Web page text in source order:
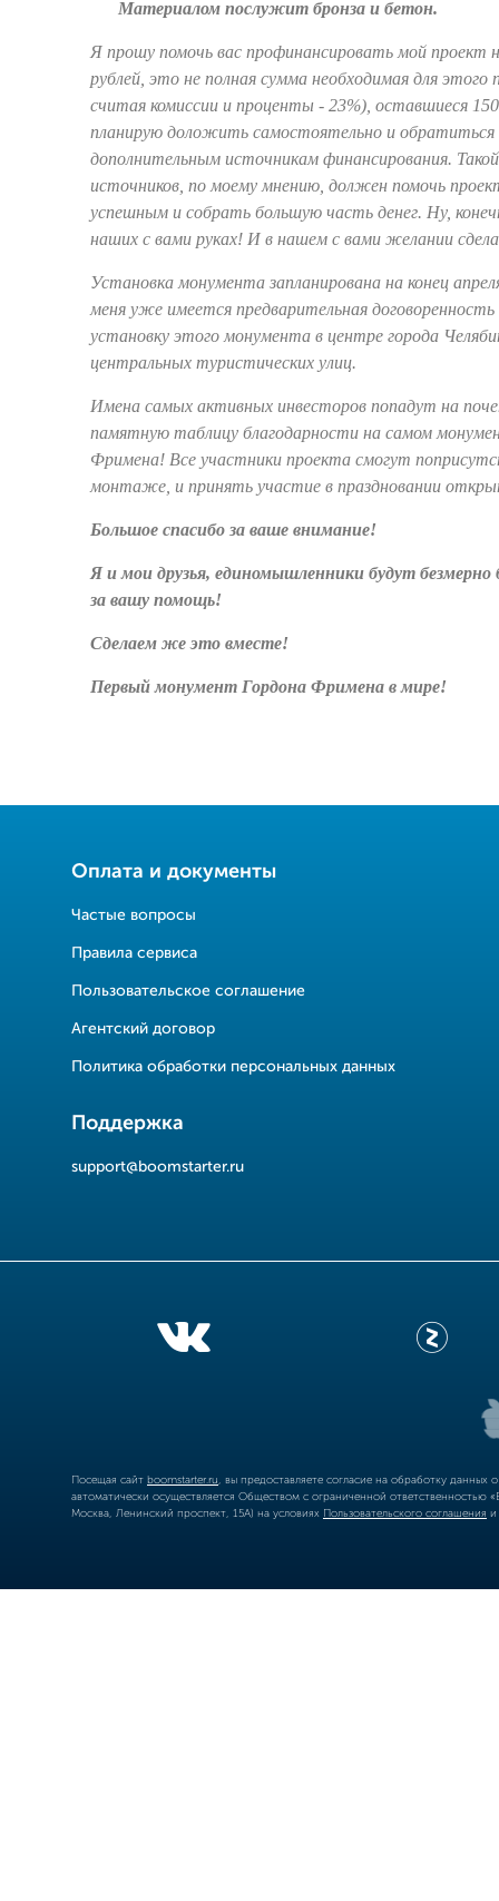
Материалом послужит бронза и бетон.
Я прошу помочь вас профинансировать мой проект
рублей, это не полная сумма необходимая для этого
считая комиссии и проценты - 23%), оставшиеся
планирую доложить самостоятельно и обратиться
дополнительным источникам финансирования. Такой
источников, по моему мнению, должен помочь
успешным и собрать большую часть денег. Ну,
наших с вами руках! И в нашем с вами желании
Установка монумента запланирована на конец
меня уже имеется предварительная
установку этого монумента в центре города
центральных туристических улиц.
Имена самых активных инвесторов попадут на
памятную таблицу благодарности на самом
Фримена! Все участники проекта смогут
монтаже, и принять участие в праздновании
Большое спасибо за ваше внимание!
Я и мои друзья, единомышленники будут безмерно
за вашу помощь!
Сделаем же это вместе!
Первый монумент Гордона Фримена в мире!
Оплата и документы
Частые вопросы
Правила сервиса
Пользовательское соглашение
Агентский договор
Политика обработки персональных данных
Поддержка
support@boomstarter.ru
Посещая сайт boomstarter.ru , вы предоставляете согласие на обработку
автоматически осуществляется Обществом с ограниченной
Москва, Ленинский проспект, 15А) на условиях Пользовательского соглашения и